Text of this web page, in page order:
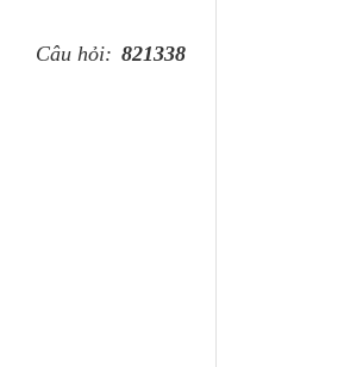
Câu hỏi: 821338